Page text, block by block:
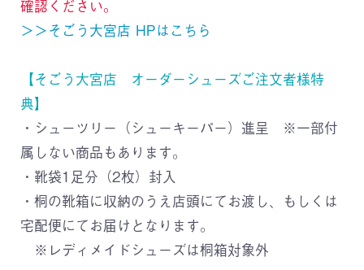
確認ください。
＞＞そごう大宮店 HPはこちら
【そごう大宮店 オーダーシューズご注文者様特
典】
・シューツリー（シューキーパー）進呈 ※一部付
属しない商品もあります。
・靴袋1足分（2枚）封入
・桐の靴箱に収納のうえ店頭にてお渡し、もしくは
宅配便にてお届けとなります。
※レディメイドシューズは桐箱対象外